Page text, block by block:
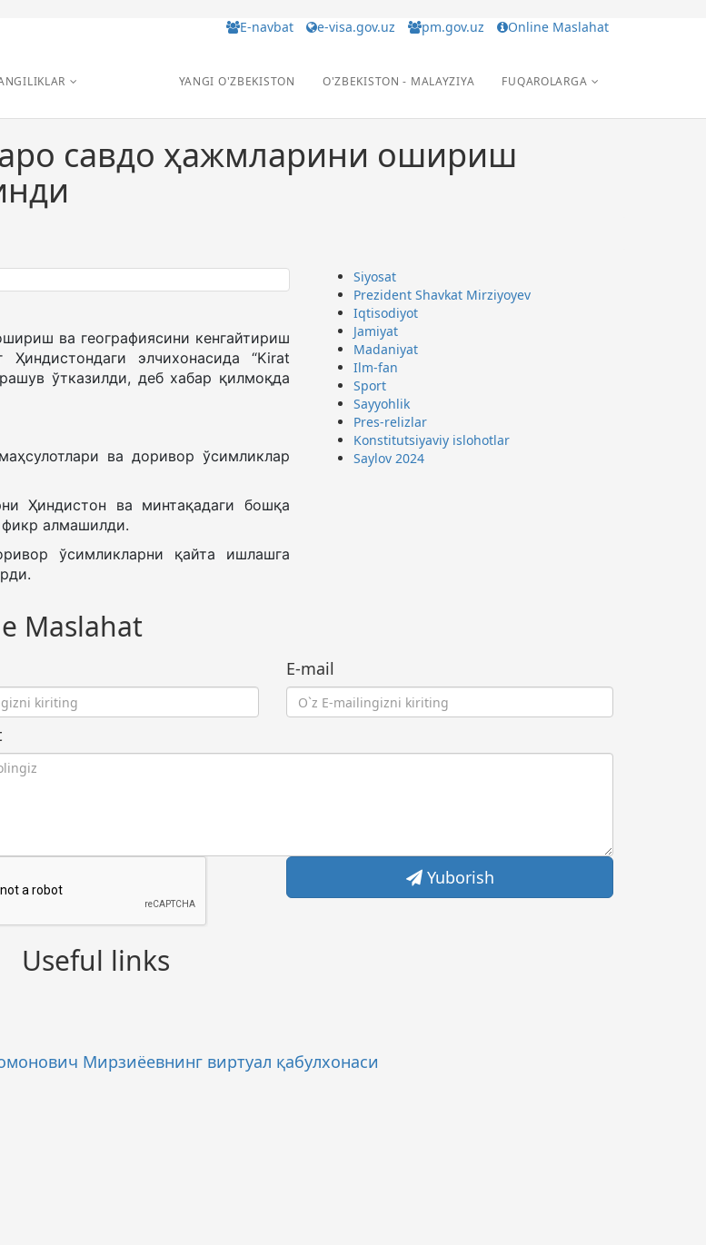
E-navbat e-visa.gov.uz pm.gov.uz Online Maslahat
YANGI O'ZBEKISTON O'ZBEKISTON - MALAYZIYA FUQAROLARGA
савдо ҳажмларини ошириш
ва географиясини кенгайтириш
элчихонасида “Kirat
ўтказилди, деб хабар қилмоқда
ва доривор ўсимликлар
Ҳиндистон ва минтақадаги бошқа
алмашилди.
ўсимликларни қайта ишлашга
Siyosat
Prezident Shavkat Mirziyoyev
Iqtisodiyot
Jamiyat
Madaniyat
Ilm-fan
Sport
Sayyohlik
Pres-relizlar
Konstitutsiyaviy islohotlar
Saylov 2024
Maslahat
E-mail
Yuborish
Useful links
Мирзиёевнинг виртуал қабулхонаси